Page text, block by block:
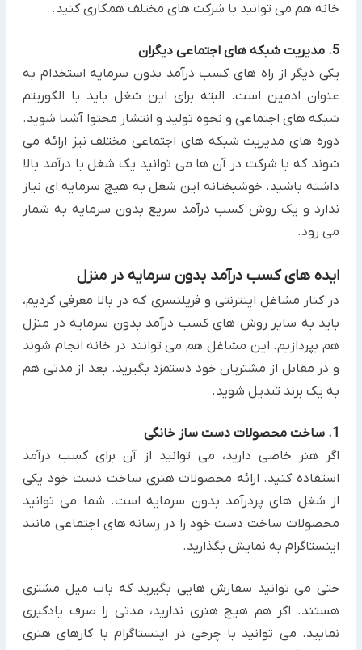
خانه هم ‏می توانید با شرکت های مختلف همکاری کنید.‏
5. مدیریت شبکه های اجتماعی دیگران
یکی دیگر از راه های کسب درآمد بدون سرمایه ‏استخدام به
عنوان ادمین است. البته برای این شغل باید با الگوریتم
شبکه های ‏اجتماعی و نحوه تولید و انتشار محتوا آشنا شوید.
دوره های مدیریت شبکه های اجتماعی مختلف نیز ارائه می
شوند که با شرکت ‏در آن ها می توانید یک شغل با درآمد بالا
داشته باشید. خوشبختانه این شغل به هیچ سرمایه ای نیاز
ندارد و یک روش کسب درآمد سریع بدون سرمایه به شمار
می رود.
ایده های کسب درآمد بدون سرمایه در منزل
در کنار مشاغل اینترنتی و فریلنسری که در بالا معرفی کردیم،
باید به سایر روش های کسب درآمد بدون سرمایه ‏در منزل
هم ‏بپردازیم. این مشاغل هم می توانند در خانه انجام شوند
و در مقابل از مشتریان خود دستمزد بگیرید. بعد از مدتی هم
به یک ‏برند تبدیل شوید.‏
1. ساخت محصولات دست ساز خانگی
اگر هنر خاصی دارید، می توانید از آن برای کسب درآمد
استفاده کنید. ارائه محصولات هنری ساخت دست خود یکی
از شغل ‏های پردرآمد بدون سرمایه است. شما می توانید
محصولات ساخت دست خود را در رسانه های اجتماعی مانند
اینستاگرام به ‏نمایش بگذارید.
حتی می توانید سفارش هایی بگیرید که باب میل مشتری
هستند. اگر هم هیچ هنری ندارید، مدتی را صرف یادگیری
نمایید. ‏می توانید با چرخی در اینستاگرام با کارهای هنری